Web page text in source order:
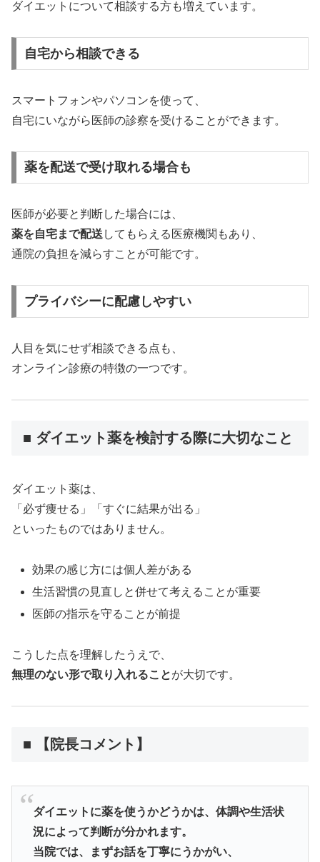
ダイエットについて相談する方も増えています。
自宅から相談できる
スマートフォンやパソコンを使って、
自宅にいながら医師の診察を受けることができます。
薬を配送で受け取れる場合も
医師が必要と判断した場合には、
薬を自宅まで配送 してもらえる医療機関もあり、
通院の負担を減らすことが可能です。
プライバシーに配慮しやすい
人目を気にせず相談できる点も、
オンライン診療の特徴の一つです。
■ ダイエット薬を検討する際に大切なこと
ダイエット薬は、
「必ず痩せる」「すぐに結果が出る」
といったものではありません。
効果の感じ方には個人差がある
生活習慣の見直しと併せて考えることが重要
医師の指示を守ることが前提
こうした点を理解したうえで、
無理のない形で取り入れることが大切です。
■ 【院長コメント】
ダイエットに薬を使うかどうかは、体調や生活状
況によって判断が分かれます。
当院では、まずお話を丁寧にうかがい、